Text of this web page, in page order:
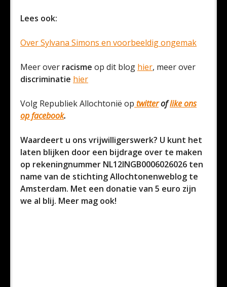
Lees ook:
Over Sylvana Simons en voorbeeldig ongemak
Meer over racisme op dit blog hier, meer over
discriminatie hier
Volg Republiek Allochtonië op twitteroflike ons
op facebook.
Waardeert u ons vrijwilligerswerk? U kunt het
laten blijken door een bijdrage over te maken
op rekeningnummer NL12INGB0006026026 ten
name van de stichting Allochtonenweblog te
Amsterdam. Met een donatie van 5 euro zijn
we al blij. Meer mag ook!